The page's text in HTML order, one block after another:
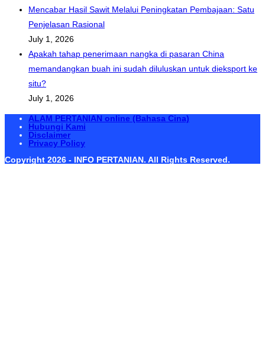
Mencabar Hasil Sawit Melalui Peningkatan Pembajaan: Satu
Penjelasan Rasional
July 1, 2026
Apakah tahap penerimaan nangka di pasaran China
memandangkan buah ini sudah diluluskan untuk dieksport ke
situ?
July 1, 2026
ALAM PERTANIAN online (Bahasa Cina)
Hubungi Kami
Disclaimer
Privacy Policy
Copyright 2026 - INFO PERTANIAN. All Rights Reserved.